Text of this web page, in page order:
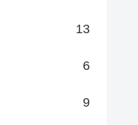
13
6
9